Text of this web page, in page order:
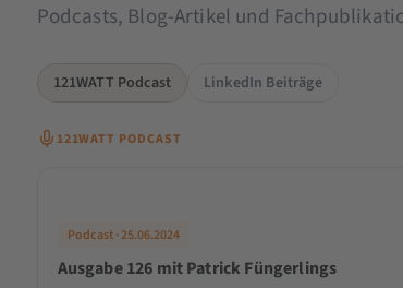
Podcasts, Blog-Artikel und
121WATT Podcast LinkedIn Beiträge
121WATT PODCAST
Podcast · 25.06.2024
Ausgabe 126 mit Patrick Füngerlings